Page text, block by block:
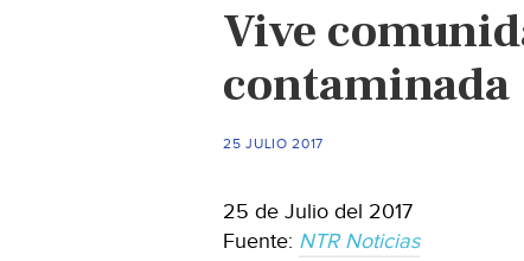
Vive
contaminada
25 JULIO 2017
25 de Julio del 2017
Fuente: NTR Noticias